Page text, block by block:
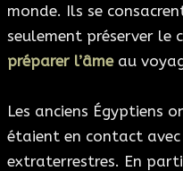
monde. Ils se
seulement préserver le
préparer l’âmeau
Les anciens Égyptiens
étaient en contact
extraterrestres. En